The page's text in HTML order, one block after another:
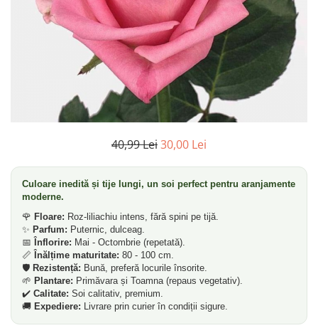
Rodiu
40,99 Lei30,00 Lei
Culoare inedită și tije lungi, un soi perfect pentru aranjamente
moderne.
🌹 Floare: Roz-liliachiu intens, fără spini pe tijă.
✨ Parfum: Puternic, dulceag.
📅
Înflorire: Mai - Octombrie (repetată).
📏 Înălțime maturitate: 80 - 100 cm.
🛡️ Rezistență: Bună, preferă locurile însorite.
🌱 Plantare: Primăvara și Toamna (repaus vegetativ).
✔️ Calitate: Soi calitativ, premium.
🚚 Expediere: Livrare prin curier în condiții sigure.